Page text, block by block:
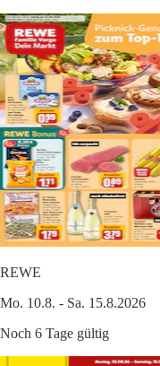
REWE
Mo. 10.8. - Sa. 15.8.2026
Noch 6 Tage gültig